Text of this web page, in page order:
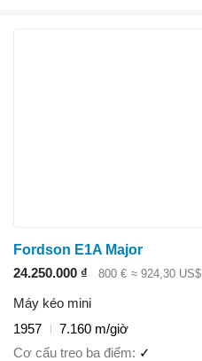
Fordson E1A Major
24.250.000 ₫
800 € ≈ 924,30 US$
Máy kéo mini
1957
7.160 m/giờ
Cơ cấu treo ba điểm
✓